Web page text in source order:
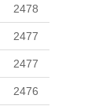
2478
2477
2477
2476